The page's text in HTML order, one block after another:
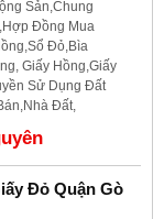
Sản,Chung
Đồng Mua
Đỏ,Bìa
Giấy Hồng,Giấy
Sử Dụng Đất
Đất,
Đỏ Quận Gò